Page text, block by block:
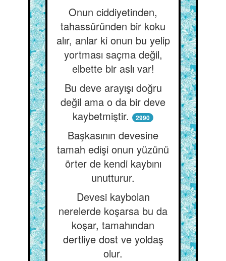
Onun ciddiyetinden,
tahassüründen bir koku
alır, anlar ki onun bu yelip
yortması saçma değil,
elbette bir aslı var!
Bu deve arayışı doğru
değil ama o da bir deve
kaybetmiştir.
2990
Başkasının devesine
tamah edişi onun yüzünü
örter de kendi kaybını
unutturur.
Devesi kaybolan
nerelerde koşarsa bu da
koşar, tamahından
dertliye dost ve yoldaş
olur.